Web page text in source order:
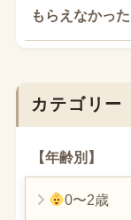
もらえなかっ
カテゴリー
【年齢別】
0〜2歳